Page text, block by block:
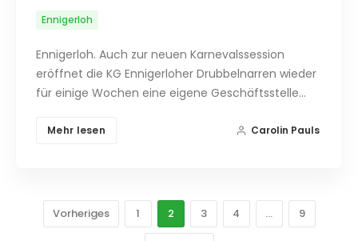
Ennigerloh
Ennigerloh. Auch zur neuen Karnevalssession
eröffnet die KG Ennigerloher Drubbelnarren wieder
für einige Wochen eine eigene Geschäftsstelle…
Mehr lesen Carolin Pauls
Vorheriges 1 2 3 4 … 9